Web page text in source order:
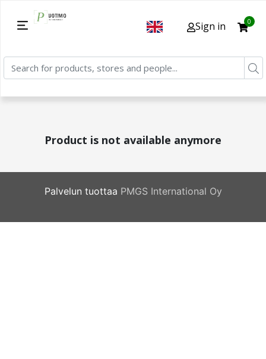
Sign in 0
Product is not available anymore
Palvelun tuottaa PMGS International Oy